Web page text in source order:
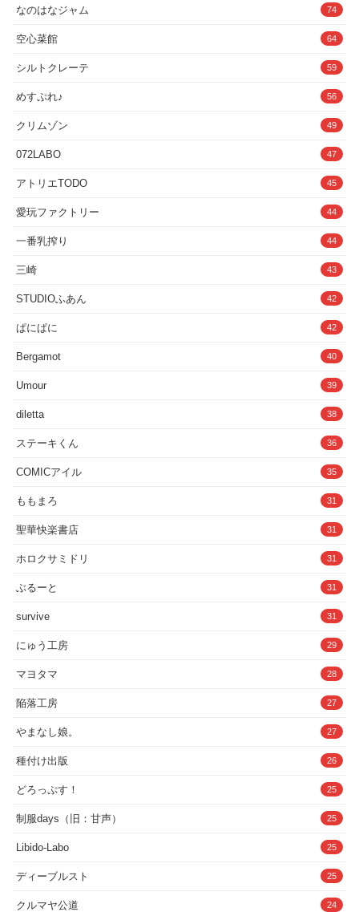
ちの性○隷に成り下がる。最初は拒絶していたあやなだったが徐々に
快楽が勝ってきてしまい...ヤヒロには絶対見せられない表情をするよ
うに調教されてしまう。果たしてあやなは無事ヤヒロの元へ戻れるの
だろうか...？■収録内容プレイ内容:寝取られ、NTR，、ぶっかけ、フ
ラ、パイズリ等■仕様枚数:全300枚（セリフ入り41枚＋259枚）ファ
によるAI生成画像に加筆・修正を行い制作しています。※絵としての
魅力や描写を優先して作成しているため、AI生成画像特有の手指等の
細部描写に違和感がある場合が御座います。何卒ご容赦下さい。※服
の破綻があってもキャラ・絵としての魅力がある場合は修正をしない
場合があります。※この作品はフィクションです。実在の人物や団体
などとは関係ありません。また、登場人物は全て成人になります。※
表情が苦しそうに涙目に変化していくの
るとろとろ汁がえちえち。喉奥にとどめ
ておくと、息がうまくできなくてんごん
ごいっちゃう...ひどい扱いにお身体がほ
てってきちゃう。◆座りイラマ◆座った
状態でのイラマは、頭を掴まれヘッドシ
ェイクのように...悲壮感のある顔がたま
に、思わず悲鳴...頬がどんどん赤くな
にかくリアルになってるんです。◆仰向
けイラマ◆仰向け状態のイラマでは、喉
ボコされ...まさにオナホ状態。苦しそう
にえずく声が響き渡って、ゾクゾクしち
ゃう...。腹パンするたびに、うめく声痛
そうに丸まる身体。お腹が赤く染まって
キが止まりません。ついつい、何度も腹
き、腰の跳ね上がり、その音もリアルさ
にこだわっているのでゲームとは思えな
い仕上がり！◆作品情報◆●クレジットな
a.k.aえずき職人（@tamatenako100）作
（X:@tamatenako100）ロゴ:たまてなこ
る注意事項本作品はお客様のPCやその他
のデバイスでの動作を保証するものでは
ありません。お使いの環境やマシンスペ
ックによっては、予期せぬ動作や不具合
め、ご購入前に必ず 体験版をプレイし、
ご購入をお願い申し上げます。購入後の
できませんので、予めご了承ください。
※※※※※※※※トラブルシューティン
グ※※※※※※※※初回Demoを一度でも
起動した方は、製品版が起動しない場合
があります。大変お手数ですが下記対処
方法をお試しください。（同じセーブデ
合して起動できなくなっていると考えら
￥AppData￥LocalLow￥OpantyOpanty￥
IRRUMATIO ULTRAこののファイルをす
べて削除。（ユーザー名はご自身のPCの
※※※※※※※※※※※※※※※※※※
なのはなジャム 74
空心菜館 64
シルトクレーテ 59
めすぷれ♪ 56
クリムゾン 49
072LABO 47
アトリエTODO 45
愛玩ファクトリー 44
一番乳搾り 44
三崎 43
STUDIOふあん 42
ぱにぱに 42
Bergamot 40
Umour 39
diletta 38
ステーキくん 36
COMICアイル 35
ももまろ 31
聖華快楽書店 31
ホロクサミドリ 31
ぶるーと 31
survive 31
にゅう工房 29
マヨタマ 28
陥落工房 27
やまなし娘。 27
種付け出版 26
どろっぷす！ 25
制服days（旧：甘声） 25
Libido-Labo 25
ディーブルスト 25
クルマヤ公道 24